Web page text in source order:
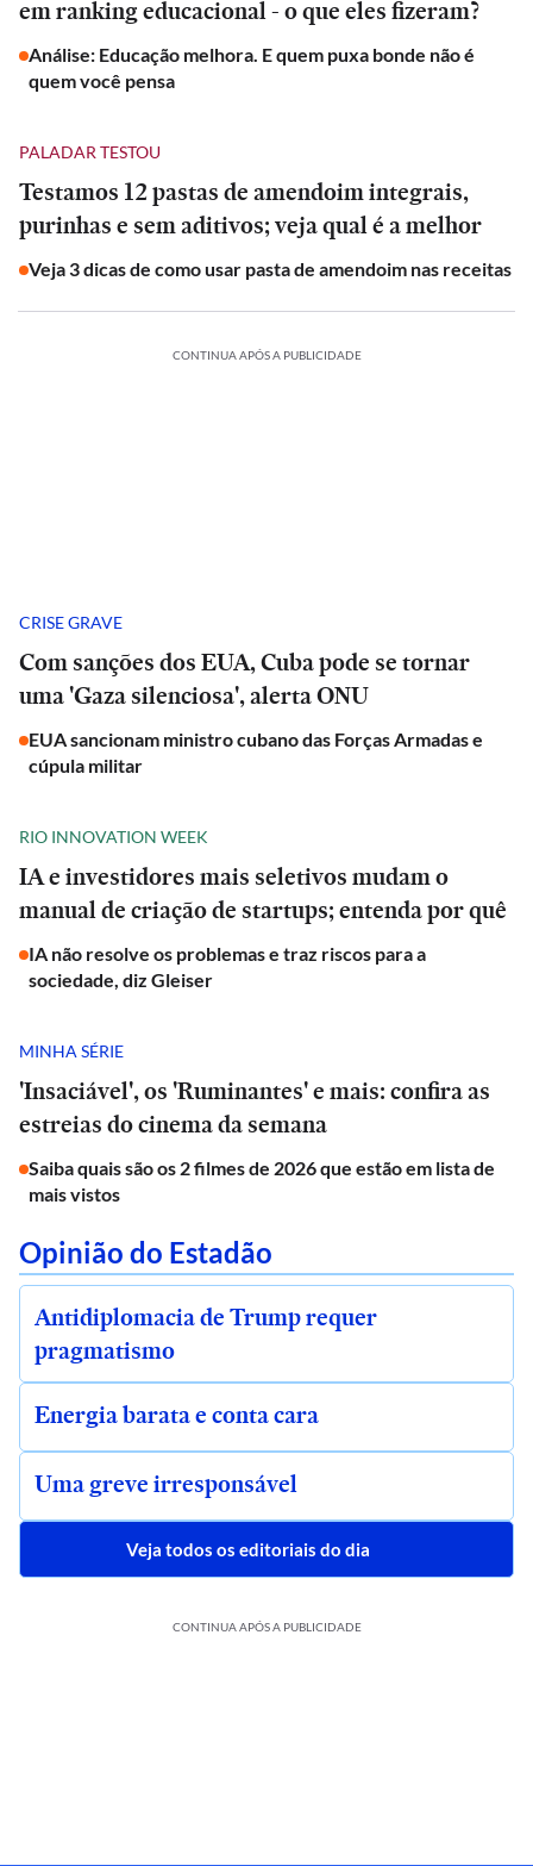
em ranking educacional - o que eles fizeram?
Análise: Educação melhora. E quem puxa bonde não é
quem você pensa
PALADAR TESTOU
Testamos 12 pastas de amendoim integrais,
purinhas e sem aditivos; veja qual é a melhor
Veja 3 dicas de como usar pasta de amendoim nas receitas
CONTINUA APÓS A PUBLICIDADE
CRISE GRAVE
Com sanções dos EUA, Cuba pode se tornar
uma 'Gaza silenciosa', alerta ONU
EUA sancionam ministro cubano das Forças Armadas e
cúpula militar
RIO INNOVATION WEEK
IA e investidores mais seletivos mudam o
manual de criação de startups; entenda por quê
IA não resolve os problemas e traz riscos para a
sociedade, diz Gleiser
MINHA SÉRIE
'Insaciável', os 'Ruminantes' e mais: confira as
estreias do cinema da semana
Saiba quais são os 2 filmes de 2026 que estão em lista de
mais vistos
Opinião do Estadão
Antidiplomacia de Trump requer
pragmatismo
Energia barata e conta cara
Uma greve irresponsável
Veja todos os editoriais do dia
CONTINUA APÓS A PUBLICIDADE